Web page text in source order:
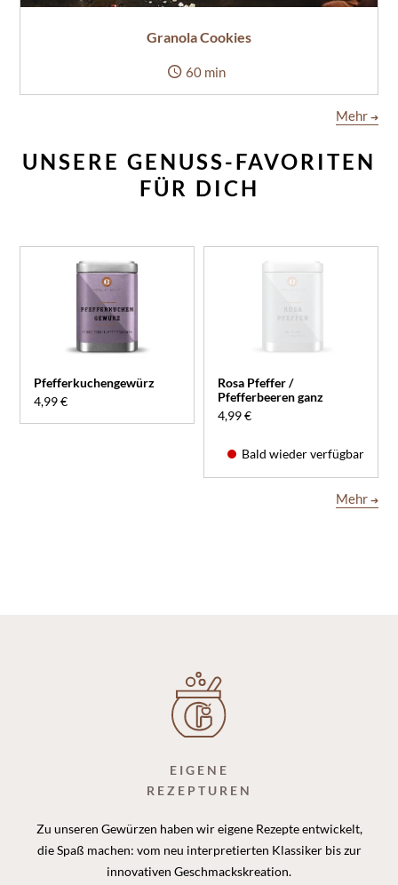
Granola Cookies
60 min
Mehr ➔
UNSERE GENUSS-FAVORITEN
FÜR DICH
Pfefferkuchengewürz
4,99 €
Rosa Pfeffer /
Pfefferbeeren ganz
4,99 €
Bald wieder verfügbar
Mehr ➔
EIGENE
REZEPTUREN
Zu unseren Gewürzen haben wir eigene Rezepte entwickelt,
die Spaß machen: vom neu interpretierten Klassiker bis zur
innovativen Geschmackskreation.